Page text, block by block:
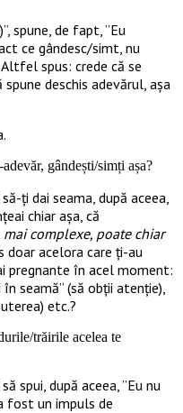
spune, de fapt, ”Eu
ce gândesc/simt, nu
spus: crede că se
deschis adevărul, așa
gândești/simți așa?
ți dai seama, după aceea,
chiar așa, că
mai complexe, poate chiar
doar acelora care ți-au
pregnante în acel moment:
seamă” (să obții atenție),
etc.?
trăirile acelea te
spui, după aceea, ”Eu nu
fost un impuls de